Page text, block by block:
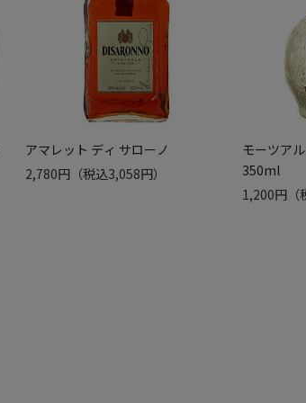
アマレット ディ サローノ
2,780円 （税込3,058円）
モーツア
350ml
1,200円